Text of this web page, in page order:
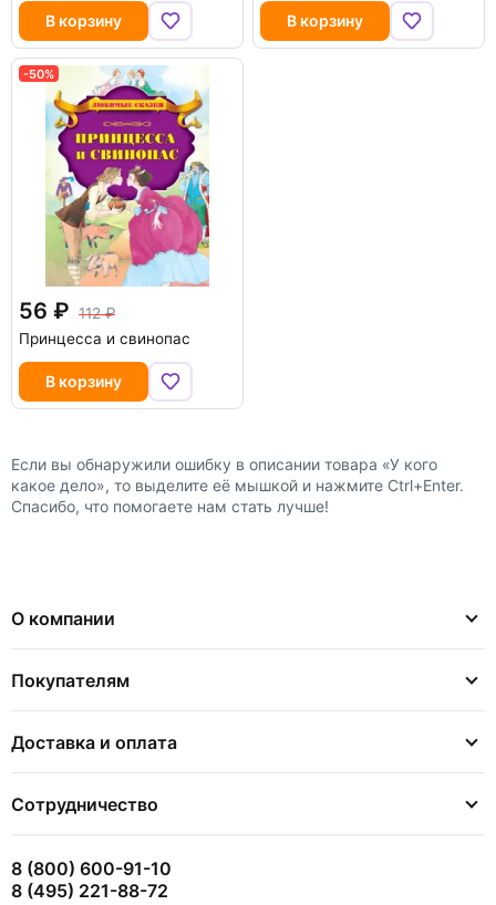
В корзину В корзину
-50%
56
112
Принцесса и свинопас
В корзину
Если вы обнаружили ошибку в описании товара «У кого
какое дело», то выделите её мышкой и нажмите Ctrl+Enter.
Спасибо, что помогаете нам стать лучше!
О компании
Покупателям
Доставка и оплата
Сотрудничество
8 (800) 600-91-10
8 (495) 221-88-72